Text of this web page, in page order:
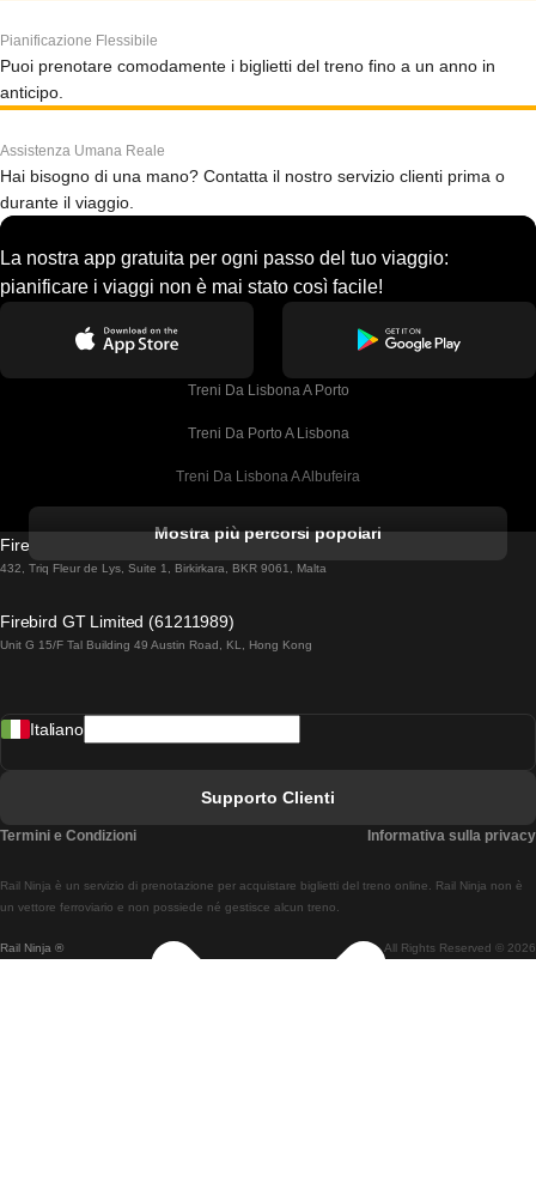
Pianificazione Flessibile
Puoi prenotare comodamente i biglietti del treno fino a un anno in
anticipo.
Assistenza Umana Reale
Hai bisogno di una mano? Contatta il nostro servizio clienti prima o
durante il viaggio.
La nostra app gratuita per ogni passo del tuo viaggio:
pianificare i viaggi non è mai stato così facile!
Treni Da Lisbona A Porto
Treni Da Porto A Lisbona
Treni Da Lisbona A Albufeira
Treni Da Lisbona A Lagos
Treni Da Lisbona A Madrid
Treni Da Lisbon A Braga
Treni Da Braga A Lisbona
Mostra più percorsi popolari
Firebird GT Limited (OC 1451)
432, Triq Fleur de Lys, Suite 1, Birkirkara, BKR 9061, Malta
Firebird GT Limited (61211989)
Unit G 15/F Tal Building 49 Austin Road, KL, Hong Kong
Rail Ninja ® All Rights Reserved © 2026
Rail Ninja è un servizio di prenotazione per acquistare biglietti del treno online. Rail Ninja non è
un vettore ferroviario e non possiede né gestisce alcun treno.
Italiano
Supporto Clienti
Termini e Condizioni Informativa sulla privacy